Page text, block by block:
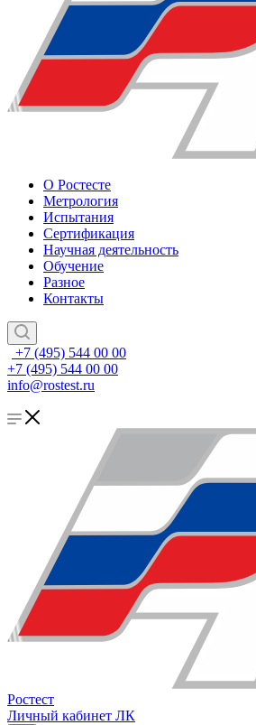
О Ростесте
Метрология
Испытания
Сертификация
Научная деятельность
Обучение
Разное
Контакты
+7 (495) 544 00 00
+7 (495) 544 00 00
info@rostest.ru
Ростест
Личный кабинет ЛК